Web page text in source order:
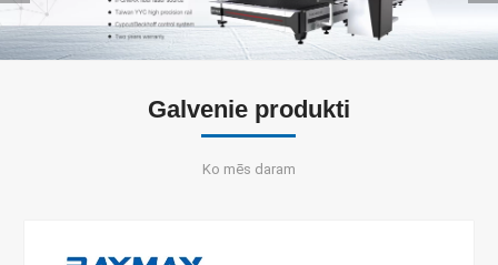
Galvenie produkti
Ko mēs daram